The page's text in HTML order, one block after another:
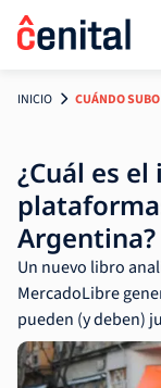
INICIO CUÁNDO SUBO
¿Cuál es
Argentina?
Un nuevo libro
MercadoLibre
pueden (y deben)